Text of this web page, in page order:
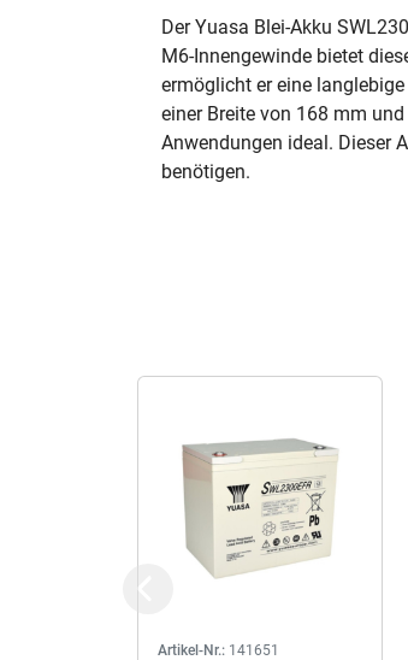
Der Yuasa Blei-Akku
M6-Innengewinde bietet
ermöglicht er eine
einer Breite von 168 mm
Anwendungen ideal. Dieser
benötigen.
Artikel-Nr.: 141651